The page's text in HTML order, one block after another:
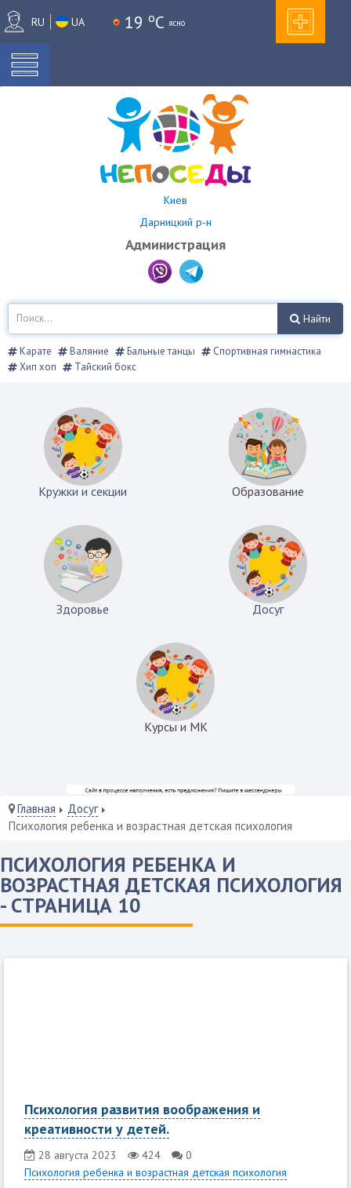
RU UA 19 oC ясно
Киев
Дарницкий р-н
Администрация
Найти
Карате Валяние Бальные танцы
Спортивная гимнастика
Хип хоп
Тайский бокс
Кружки и секции Образование
Здоровье Досуг
Курсы и МК
Главная
Досуг
Психология ребенка и возрастная детская психология
ПСИХОЛОГИЯ РЕБЕНКА И
ВОЗРАСТНАЯ ДЕТСКАЯ ПСИХОЛОГИЯ
- СТРАНИЦА 10
Психология развития воображения и
креативности у детей.
28 августа 2023 424
0
Психология ребенка и возрастная детская психология